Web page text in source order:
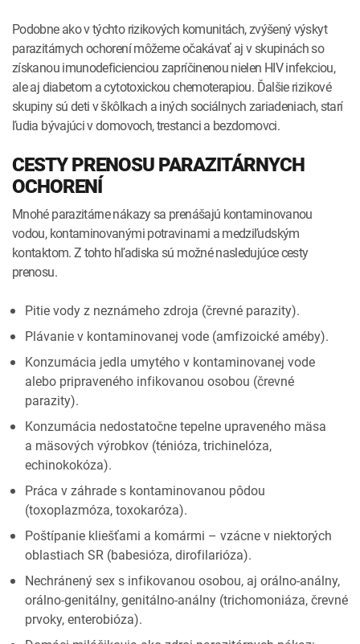
Podobne ako v týchto rizikových komunitách, zvýšený výskyt
parazitárnych ochorení môžeme očakávať aj v skupinách so
získanou imunodeficienciou zapríčinenou nielen HIV infekciou,
ale aj diabetom a cytotoxickou chemoterapiou. Ďalšie rizikové
skupiny sú deti v škôlkach a iných sociálnych zariadeniach, starí
ľudia bývajúci v domovoch, trestanci a bezdomovci.
CESTY PRENOSU PARAZITÁRNYCH
OCHORENÍ
Mnohé parazitárne nákazy sa prenášajú kontaminovanou
vodou, kontaminovanými potravinami a medziľudským
kontaktom. Z tohto hľadiska sú možné nasledujúce cesty
prenosu.
Pitie vody z neznámeho zdroja (črevné parazity).
Plávanie v kontaminovanej vode (amfizoické améby).
Konzumácia jedla umytého v kontaminovanej vode
alebo pripraveného infikovanou osobou (črevné
parazity).
Konzumácia nedostatočne tepelne upraveného mäsa
a mäsových výrobkov (ténióza, trichinelóza,
echinokokóza).
Práca v záhrade s kontaminovanou pôdou
(toxoplazmóza, toxokaróza).
Poštípanie kliešťami a komármi – vzácne v niektorých
oblastiach SR (babesióza, dirofilarióza).
Nechránený sex s infikovanou osobou, aj orálno-análny,
orálno-genitálny, genitálno-análny (trichomoniáza, črevné
prvoky, enterobióza).